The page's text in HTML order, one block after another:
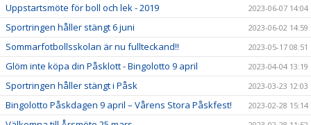
Uppstartsmöte för boll och lek - 2019 2023-06-07 14:04
Sportringen håller stängt 6 juni 2023-06-02 14:59
Sommarfotbollsskolan är nu fullteckand!! 2023-05-17 08:51
Glöm inte köpa din Påsklott - Bingolotto 9 april 2023-04-04 13:19
Sportringen håller stängt i Påsk 2023-03-23 12:03
Bingolotto Påskdagen 9 april – Vårens Stora Påskfest! 2023-02-28 15:14